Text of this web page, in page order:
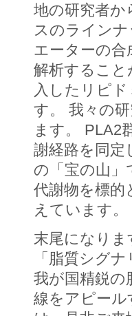
地の研究者か
スのライン
エーターの合
解析すること
入したリピ
す。 我々の
ます。 PLA2
謝経路を同定
の「宝の山
代謝物を標的
えています。
末尾になりま
「脂質シグ
我が国精鋭の
線をアピー